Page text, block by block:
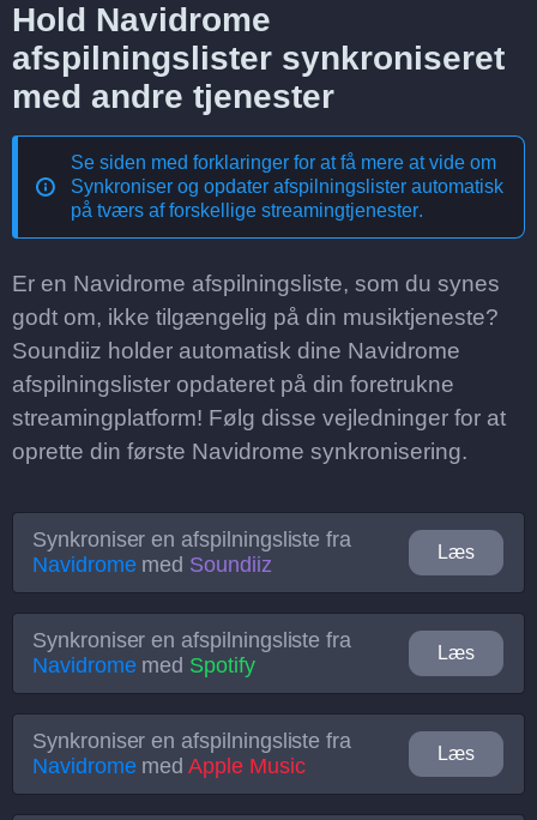
Hold Navidrome
afspilningslister synkroniseret
med andre tjenester
Se siden med forklaringer for at få mere at vide om
Synkroniser og opdater afspilningslister automatisk
på tværs af forskellige streamingtjenester.
Er en Navidrome afspilningsliste, som du synes
godt om, ikke tilgængelig på din musiktjeneste?
Soundiiz holder automatisk dine Navidrome
afspilningslister opdateret på din foretrukne
streamingplatform! Følg disse vejledninger for at
oprette din første Navidrome synkronisering.
Synkroniser en afspilningsliste fra
Navidromemed Soundiiz
Læs
Synkroniser en afspilningsliste fra
Navidromemed Spotify
Læs
Synkroniser en afspilningsliste fra
NavidromemedApple Music
Læs